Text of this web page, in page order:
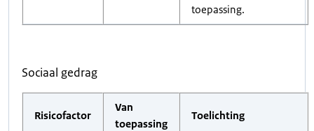
toepassing.
Sociaal gedrag
Risicofactor
Van
toepassing
Toelichting